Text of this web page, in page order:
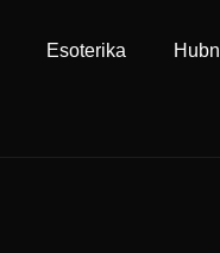
Esoterika